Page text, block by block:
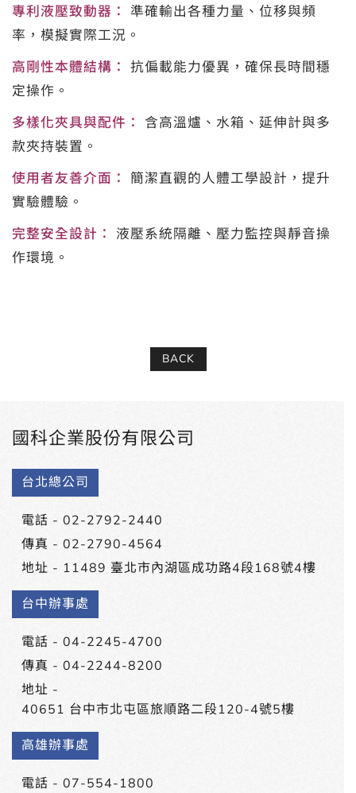
專利液壓致動器： 準確輸出各種力量、位移與頻
率，模擬實際工況。
高剛性本體結構： 抗偏載能力優異，確保長時間穩
定操作。
多樣化夾具與配件： 含高溫爐、水箱、延伸計與多
款夾持裝置。
使用者友善介面： 簡潔直觀的人體工學設計，提升
實驗體驗。
完整安全設計： 液壓系統隔離、壓力監控與靜音操
作環境。
BACK
國科企業股份有限公司
台北總公司
電話 - 02-2792-2440
傳真 - 02-2790-4564
地址 - 11489 臺北市內湖區成功路4段168號4樓
台中辦事處
電話 - 04-2245-4700
傳真 - 04-2244-8200
地址 -
40651 台中市北屯區旅順路二段120-4號5樓
高雄辦事處
電話 - 07-554-1800